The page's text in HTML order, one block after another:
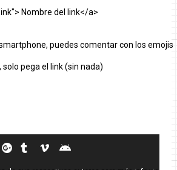
Nombre del link</a>
puedes comentar con los emojis
pega el link (sin nada)